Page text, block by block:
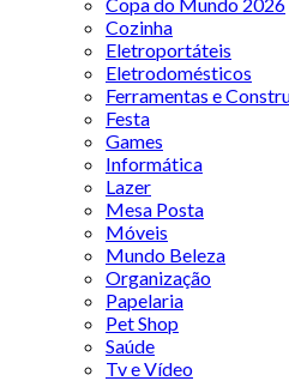
Cozinha
Eletroportáteis
Eletrodomésticos
Ferramentas e
Festa
Games
Informática
Lazer
Mesa Posta
Móveis
Mundo Beleza
Organização
Papelaria
Pet Shop
Saúde
Tv e Vídeo